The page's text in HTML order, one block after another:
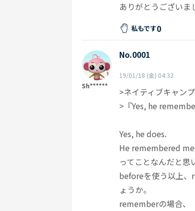
ありがとうございま
私もです0
Sh******
No.0001
19/01/18 (金) 04:32
>ネイティブキャン
>『Yes, he
Yes, he does.
He remembered
ってことなんだと思
beforeを使う以上、
ょうか。
rememberの場合、